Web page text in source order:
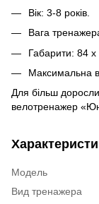
Вік: 3-8 років.
Вага
Габарити: 84 x
Максимальна
Для більш
велотренажер
Модель
Вид тренажера